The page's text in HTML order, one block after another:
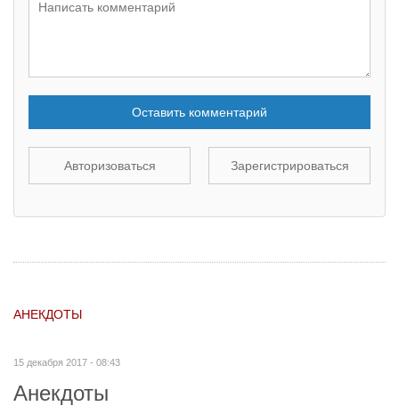
Оставить комментарий
Авторизоваться Зарегистрироваться
АНЕКДОТЫ
15 декабря 2017 - 08:43
Анекдоты